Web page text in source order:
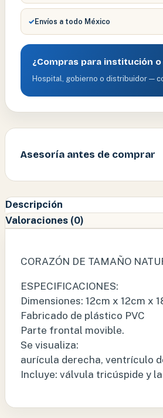
✓Envíos a todo México
¿Compras para institución
Hospital, gobierno o distribuidor —
Asesoría antes de comprar
Descripción
Valoraciones (0)
CORAZÓN DE TAMAÑO
ESPECIFICACIONES:
Dimensiones: 12cm x 12cm x
Fabricado de plástico PVC
Parte frontal movible.
Se visualiza:
aurícula derecha, ventrículo
Incluye: válvula tricúspide y